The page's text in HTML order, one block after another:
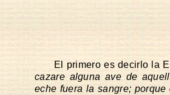
El primero es decirlo la
cazare alguna ave de
eche fuera la sangre;